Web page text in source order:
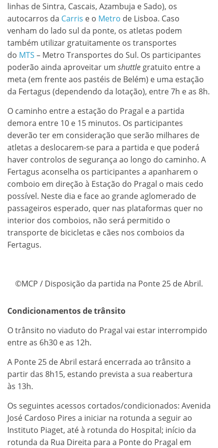
linhas de Sintra, Cascais, Azambuja e Sado), os
autocarros da Carris e o Metro de Lisboa. Caso
venham do lado sul da ponte, os atletas podem
também utilizar gratuitamente os transportes
do MTS – Metro Transportes do Sul. Os participantes
poderão ainda aproveitar um shuttle gratuito entre a
meta (em frente aos pastéis de Belém) e uma estação
da Fertagus (dependendo da lotação), entre 7h e as 8h.
O caminho entre a estação do Pragal e a partida
demora entre 10 e 15 minutos. Os participantes
deverão ter em consideração que serão milhares de
atletas a deslocarem-se para a partida e que poderá
haver controlos de segurança ao longo do caminho. A
Fertagus aconselha os participantes a apanharem o
comboio em direção à Estação do Pragal o mais cedo
possível. Neste dia e face ao grande aglomerado de
passageiros esperado, quer nas plataformas quer no
interior dos comboios, não será permitido o
transporte de bicicletas e cães nos comboios da
Fertagus.
©MCP / Disposição da partida na Ponte 25 de Abril.
Condicionamentos de trânsito
O trânsito no viaduto do Pragal vai estar interrompido
entre as 6h30 e as 12h.
A Ponte 25 de Abril estará encerrada ao trânsito a
partir das 8h15, estando prevista a sua reabertura
às 13h.
Os seguintes acessos cortados/condicionados: Avenida
José Cardoso Pires a iniciar na rotunda a seguir ao
Instituto Piaget, até à rotunda do Hospital; início da
rotunda da Rua Direita para a Ponte do Pragal em